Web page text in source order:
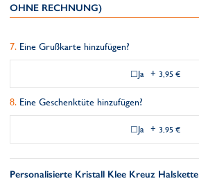
OHNE RECHNUNG)
Eine Grußkarte hinzufügen?
Ja + 3,95 €
Eine Geschenktüte hinzufügen?
Ja + 3,95 €
Personalisierte Kristall Klee Kreuz Halskette